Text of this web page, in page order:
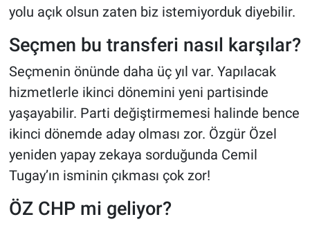
yolu açık olsun zaten biz istemiyorduk diyebilir.
Seçmen bu transferi nasıl karşılar?
Seçmenin önünde daha üç yıl var. Yapılacak
hizmetlerle ikinci dönemini yeni partisinde
yaşayabilir. Parti değiştirmemesi halinde bence
ikinci dönemde aday olması zor. Özgür Özel
yeniden yapay zekaya sorduğunda Cemil
Tugay’ın isminin çıkması çok zor!
ÖZ CHP mi geliyor?